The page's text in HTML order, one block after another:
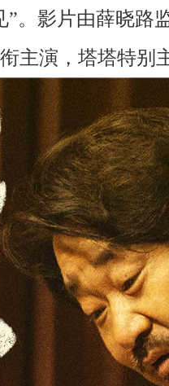
”。 影片由薛晓路
主演，塔塔特别